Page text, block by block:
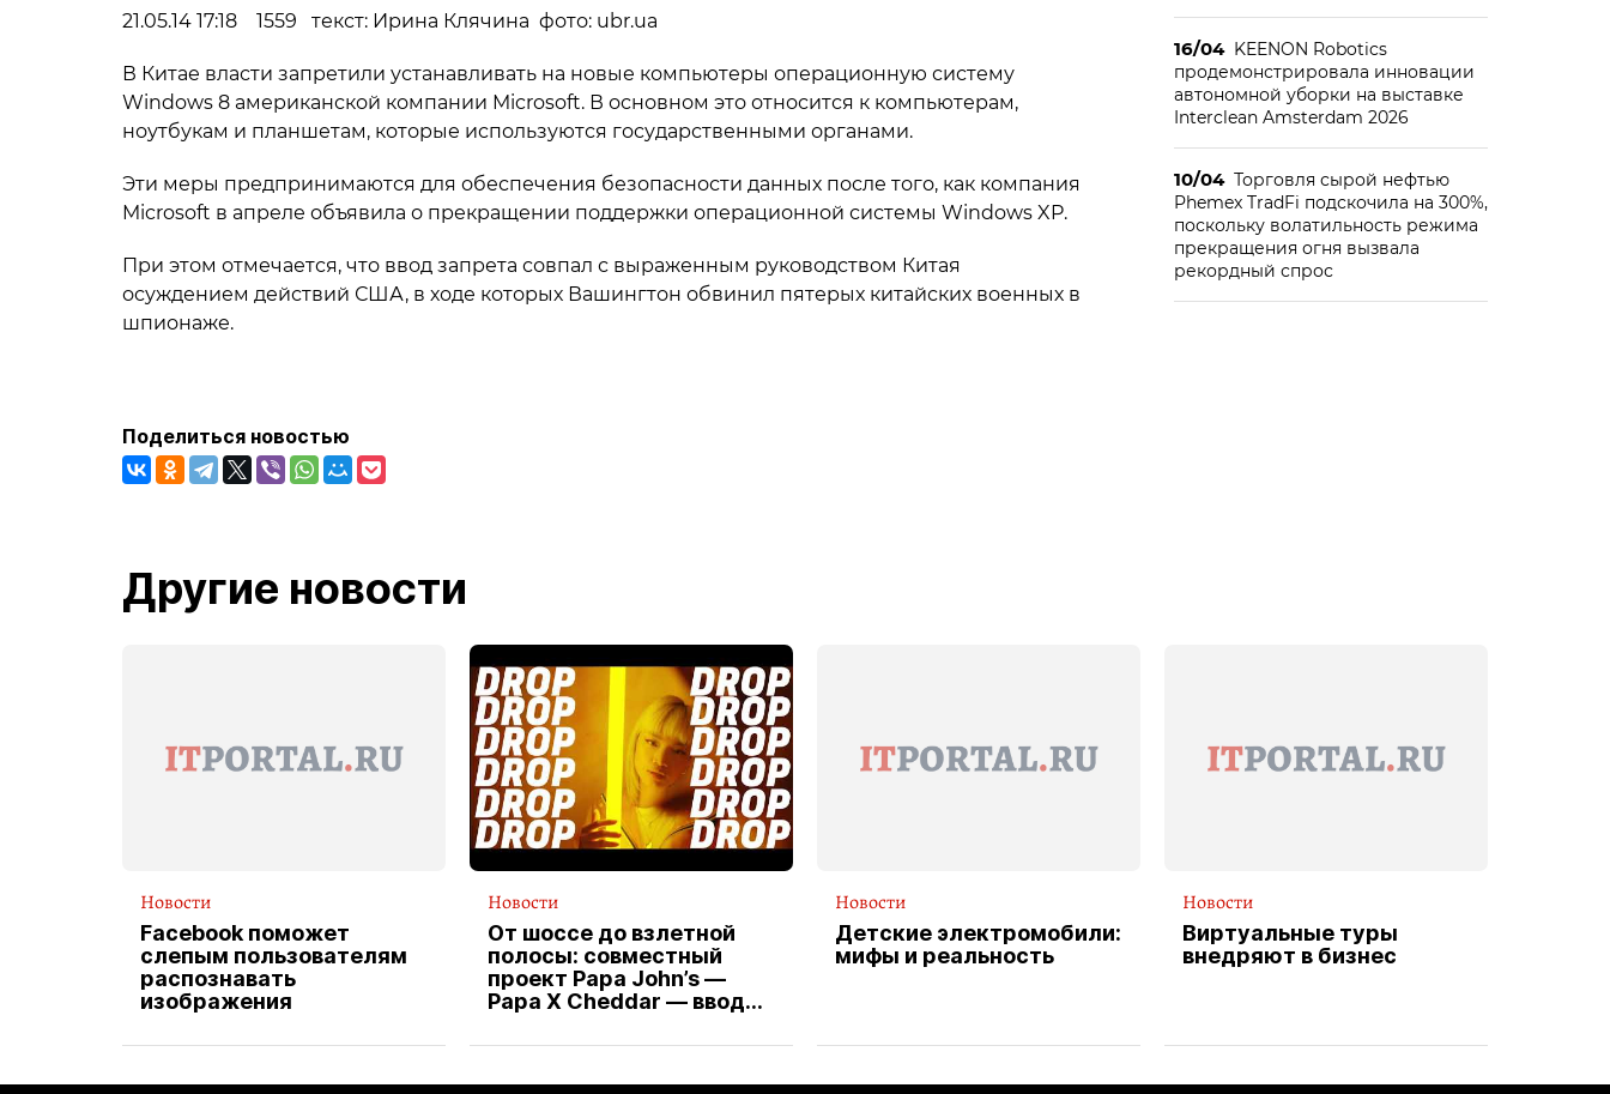
21.05.14 17:18 1559 текст: Ирина Клячина фото: ubr.ua
В Китае власти запретили устанавливать на новые компьютеры операционную систему
Windows 8 американской компании Microsoft. В основном это относится к компьютерам,
ноутбукам и планшетам, которые используются государственными органами.
Эти меры предпринимаются для обеспечения безопасности данных после того, как компания
Microsoft в апреле объявила о прекращении поддержки операционной системы Windows XP.
При этом отмечается, что ввод запрета совпал с выраженным руководством Китая
осуждением действий США, в ходе которых Вашингтон обвинил пятерых китайских военных в
шпионаже.
Поделиться новостью
16/04 KEENON Robotics
продемонстрировала инновации
автономной уборки на выставке
Interclean Amsterdam 2026
10/04 Торговля сырой нефтью
Phemex TradFi подскочила на 300%,
поскольку волатильность режима
прекращения огня вызвала
рекордный спрос
Другие новости
Новости
Facebook поможет
слепым пользователям
распознавать
изображения
Новости
От шоссе до взлетной
полосы: совместный
проект Papa John’s —
Papa X Cheddar — вводит
водителя службы
Новости
Детские электромобили:
мифы и реальность
Новости
Виртуальные туры
внедряют в бизнес